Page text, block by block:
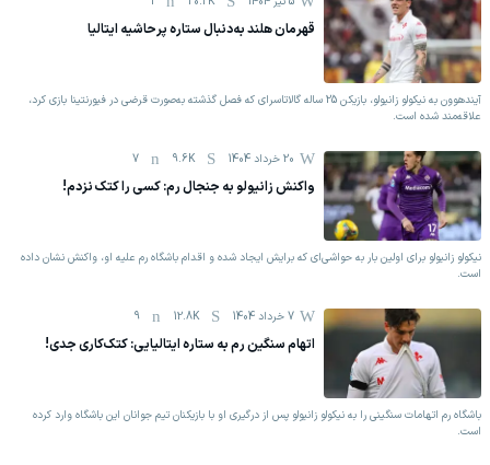
قهرمان هلند به‌دنبال ستاره پرحاشیه ایتالیا
آیندهوون به نیکولو زانیولو، بازیکن 25 ساله گالاتاسرای که فصل گذشته به‌صورت قرضی در فیورنتینا بازی کرد،
علاقه‌مند شده است.
20 خرداد 1404 9.6K
7
واکنش زانیولو به جنجال رم: کسی را کتک نزدم!
نیکولو زانیولو برای اولین بار به حواشی‌ای که برایش ایجاد شده و اقدام باشگاه رم علیه او، واکنش نشان داده
است.
7 خرداد 1404 12.8K
9
اتهام سنگین رم به ستاره ایتالیایی: کتک‌کاری جدی!
باشگاه رم اتهامات سنگینی را به نیکولو زانیولو پس از درگیری او با بازیکنان تیم جوانان این باشگاه وارد کرده
است.